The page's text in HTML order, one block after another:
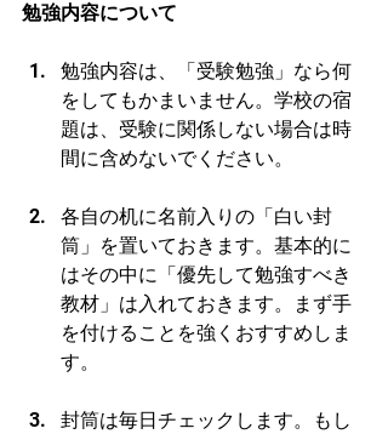
勉強内容について
勉強内容は、「受験勉強」なら何
をしてもかまいません。学校の宿
題は、受験に関係しない場合は時
間に含めないでください。
各自の机に名前入りの「白い封
筒」を置いておきます。基本的に
はその中に「優先して勉強すべき
教材」は入れておきます。まず手
を付けることを強くおすすめしま
す。
封筒は毎日チェックします。もし